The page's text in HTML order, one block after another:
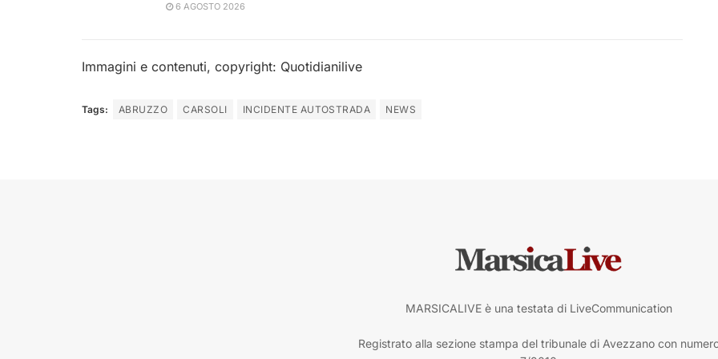
6 AGOSTO 2026
Immagini e contenuti, copyright: Quotidianilive
Tags: ABRUZZO CARSOLI INCIDENTE AUTOSTRADA NEWS
MARSICALIVE è una testata di LiveCommunication
Registrato alla sezione stampa del tribunale di Avezzano con